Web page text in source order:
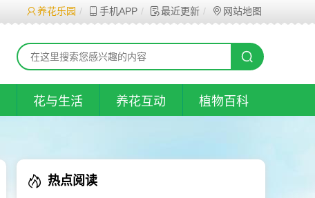
养花乐园 手机APP 最近更新 网站地图
花与生活 养花互动 植物百科
热点阅读